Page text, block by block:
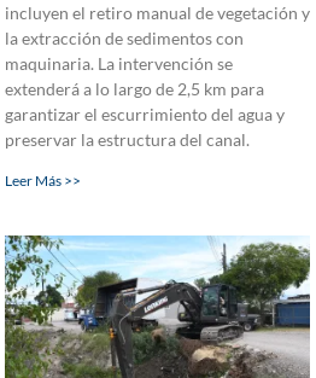
incluyen el retiro manual de vegetación y
la extracción de sedimentos con
maquinaria. La intervención se
extenderá a lo largo de 2,5 km para
garantizar el escurrimiento del agua y
preservar la estructura del canal.
Leer Más >>